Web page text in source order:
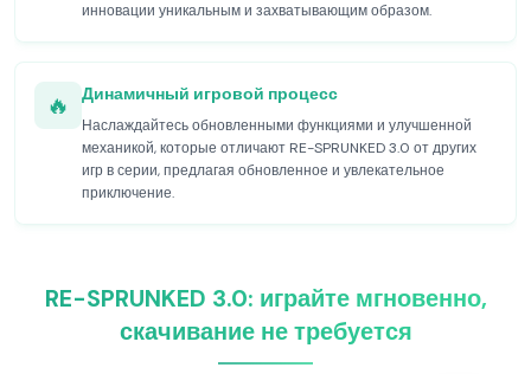
инновации уникальным и захватывающим образом.
🔥 Динамичный игровой процесс
Наслаждайтесь обновленными функциями и улучшенной
механикой, которые отличают RE-SPRUNKED 3.0 от других
игр в серии, предлагая обновленное и увлекательное
приключение.
RE-SPRUNKED 3.0: играйте мгновенно,
скачивание не требуется